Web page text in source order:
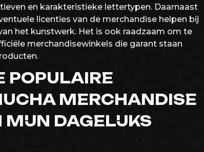
en karakteristieke lettertypen. Daarnaast
licenties van de merchandise helpen bij
het kunstwerk. Het is ook raadzaam om te
merchandisewinkels die garant staan
POPULAIRE
MERCHANDISE
MIJN DAGELIJKS